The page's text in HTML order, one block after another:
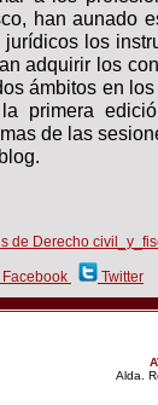
han aunado
los
adquirir los
ámbitos en
primera
de las
de Derecho
Facebook Twitter
Alda.